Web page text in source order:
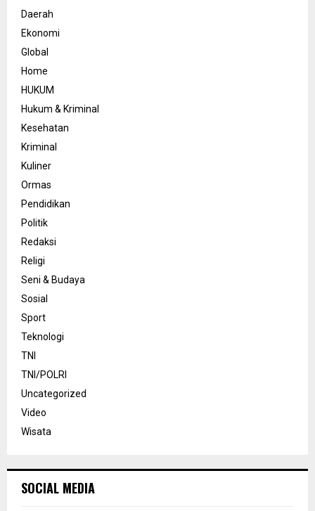
Daerah
Ekonomi
Global
Home
HUKUM
Hukum & Kriminal
Kesehatan
Kriminal
Kuliner
Ormas
Pendidikan
Politik
Redaksi
Religi
Seni & Budaya
Sosial
Sport
Teknologi
TNI
TNI/POLRI
Uncategorized
Video
Wisata
SOCIAL MEDIA